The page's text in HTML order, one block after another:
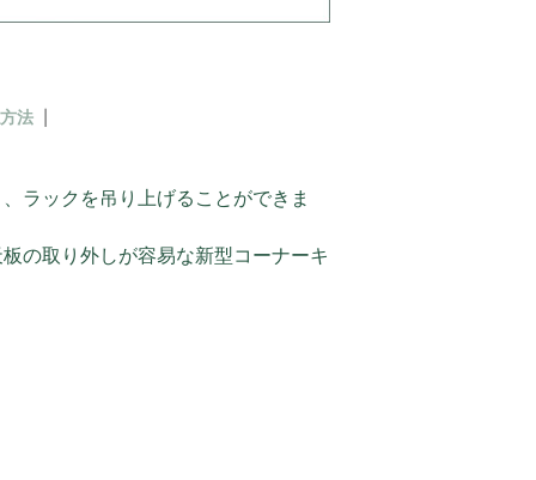
法
ラックを吊り上げることができま
の取り外しが容易な新型コーナーキ